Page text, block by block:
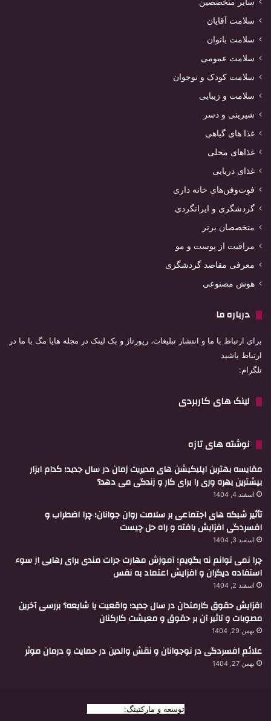
سایر متخصصین
سلامت آقایان
سلامت بانوان
سلامت عمومی
سلامت کودک و نوجوان
سلامت و زیبایی
شیرینی و دسر
غذا های گیاهی
غذاهای محلی
غذای دریایی
فوت‌وفن‌های خانه داری
گردشگری و ایرانگردی
متخصصان برتر
مراقبت از پوست و مو
معرفی مقاصد گردشگری
هوش مصنوعی
درباره ما
برای ارتباط با ما و انتشار تبلیغات، رپورتاژ و بک لینک در مجله هایا مگ با ما در
ارتباط باشید
تلگرام:
لینک های کاربردی
نوشته های تازه
مقایسه بهترین اپلیکیشن های مدیریت زمان در سال جدید؛ کدام ابزار
بیشترین بهره وری را برای کار و زندگی می دهد؟
اسفند 4, 1404
تأثیر شبکه های اجتماعی بر سلامت روان جوانان؛ چرا اضطراب و
افسردگی افزایش یافته و راه حل چیست
اسفند 3, 1404
چرا نمی توانم نه بگویم؛ آموزش مهارت جرات مندی برای رهایی از سوء
استفاده دیگران و افزایش اعتماد به نفس
اسفند 2, 1404
افزایش حقوق کارمندان در سال جدید؛ واقعیت یا شایعه؟ بررسی آخرین
مصوبات و تاثیر آن بر حقوق و معیشت کارکنان
بهمن 29, 1404
علائم افسردگی در نوجوانان و نقش والدین در حمایت و درمان موثر
بهمن 27, 1404
توسعه و مارکتینگ: